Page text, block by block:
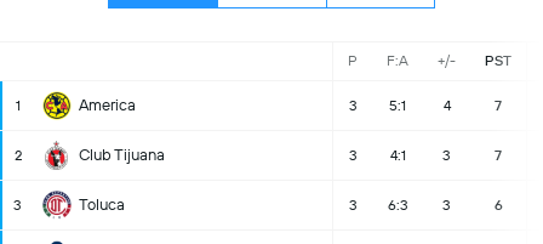
P F:A +/- PST
1 America 3 5:1 4 7
2 Club Tijuana 3 4:1 3 7
3 Toluca 3 6:3 3 6